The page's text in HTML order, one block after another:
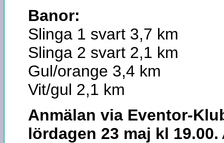
Banor:
Slinga 1 svart 3,7 km
Slinga 2 svart 2,1 km
Gul/orange 3,4 km
Vit/gul 2,1 km
Anmälan via Eventor-
lördagen 23 maj kl 19.00.